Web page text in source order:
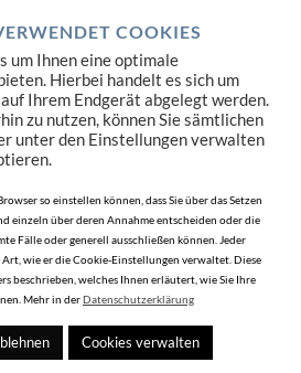
COOKIES
um Ihnen eine optimale
Hierbei handelt es sich um
Ihrem Endgerät abgelegt werden.
zu nutzen, können Sie sämtlichen
unter den Einstellungen verwalten
so einstellen können, dass Sie über das Setzen
einzeln über deren Annahme entscheiden oder die
Fälle oder generell ausschließen können. Jeder
wie er die Cookie-Einstellungen verwaltet. Diese
beschrieben, welches Ihnen erläutert, wie Sie Ihre
Mehr in derDatenschutzerklärung
Cookies verwalten